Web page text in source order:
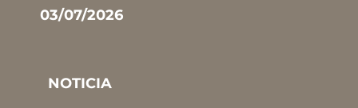
03/07/2026
NOTICIA